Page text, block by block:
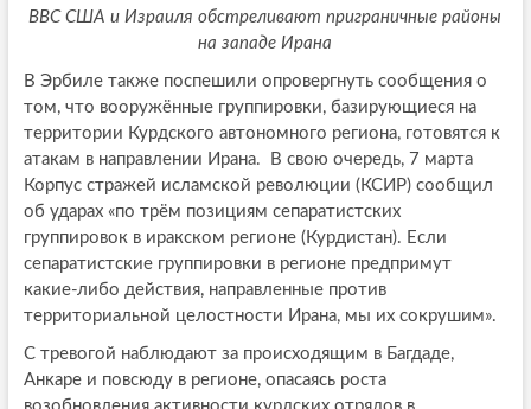
ВВС США и Израиля обстреливают приграничные районы
на западе Ирана
В Эрбиле также поспешили опровергнуть сообщения о
том, что вооружённые группировки, базирующиеся на
территории Курдского автономного региона, готовятся к
атакам в направлении Ирана. В свою очередь, 7 марта
Корпус стражей исламской революции (КСИР) сообщил
об ударах «по трём позициям сепаратистских
группировок в иракском регионе (Курдистан). Если
сепаратистские группировки в регионе предпримут
какие-либо действия, направленные против
территориальной целостности Ирана, мы их сокрушим».
С тревогой наблюдают за происходящим в Багдаде,
Анкаре и повсюду в регионе, опасаясь роста
возобновления активности курдских отрядов в